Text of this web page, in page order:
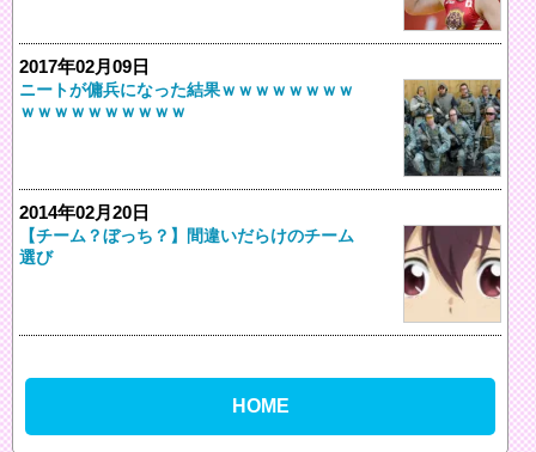
2017年02月09日
ニートが傭兵になった結果ｗｗｗｗｗｗｗｗ
ｗｗｗｗｗｗｗｗｗｗ
2014年02月20日
【チーム？ぼっち？】間違いだらけのチーム
選び
HOME